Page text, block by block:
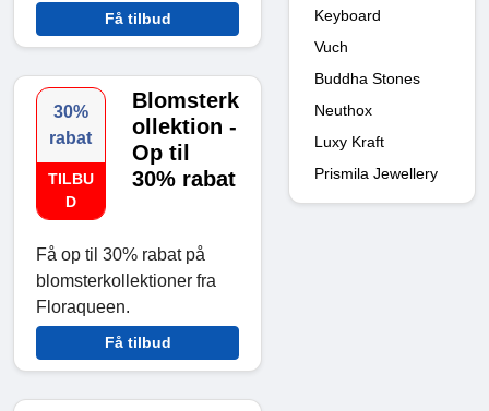
Få tilbud
30%
rabat
TILBU
D
Blomsterk
ollektion -
Op til
30% rabat
Få op til 30% rabat på
blomsterkollektioner fra
Floraqueen.
Få tilbud
Keyboard
Vuch
Buddha Stones
Neuthox
Luxy Kraft
Prismila Jewellery